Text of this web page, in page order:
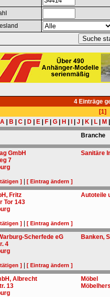
4 Einträge
[1]
A B C D E F G H J K L M
Branche
GmbH
7
] |[ Eintrag ändern ]
Sanitäre
Fritz
Tor 143
] |[ Eintrag ändern ]
Autoteile
Scherfede eG
4
] |[ Eintrag ändern ]
Banken,
Albrecht
13
Möbel